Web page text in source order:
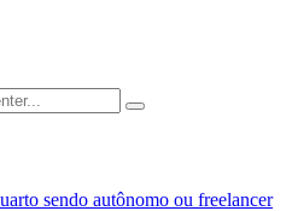
sendo autônomo ou freelancer